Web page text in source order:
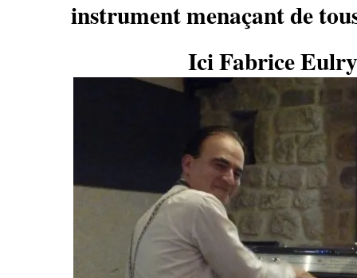
instrument menaçant de
Ici Fabrice